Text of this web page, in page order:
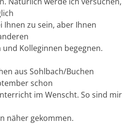
zu sein, aber Ihnen
und Kolleginnen begegnen.
aus Sohlbach/Buchen
schon
im Wenscht. So sind mir
näher gekommen.